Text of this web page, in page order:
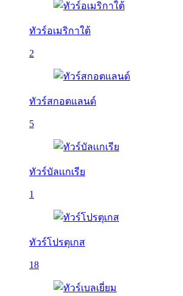
ทัวร์อเมริกาใต้
2
ทัวร์สกอตแลนด์
5
ทัวร์บัลเเกเรีย
1
ทัวร์โปรตุเกส
18